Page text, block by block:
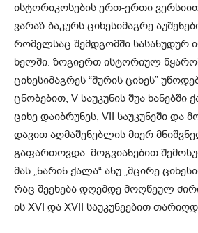
ისტორიკოსების ერთ-ერთი
ვარაზ-ბაკურს ციხესიმაგრე
რომელსაც შემდგომში სასანუდურ
ხელში. ზოგიერთ ისტორიულ
ციხესიმაგრეს “შურის ციხეს”
ცნობებით, V საუკუნის შუა
ციხე დაიბრუნეს, VII საუკუნეში და
დავით აღმაშენებლის მიერ
გაფართოვდა. მოგვიანებით
მას „ნარინ ქალა“ ანუ „მცირე
რაც შეეხება დღემდე მოღწეულ
ის XVI და XVII საუკუნეებით